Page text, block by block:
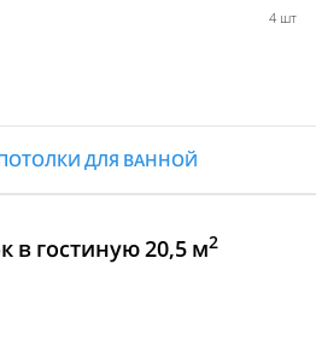
4 шт
ДЛЯ ВАННОЙ
в гостиную 20,5 м2